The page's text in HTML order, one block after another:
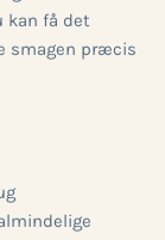
kan få det
smagen præcis